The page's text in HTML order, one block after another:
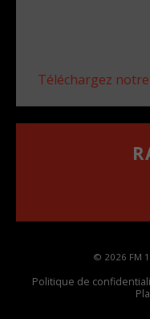
Téléchargez
© 2026 FM
Politique de